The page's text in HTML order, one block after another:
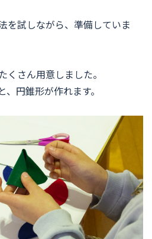
を試しながら、準備していま
くさん用意しました。
円錐形が作れます。